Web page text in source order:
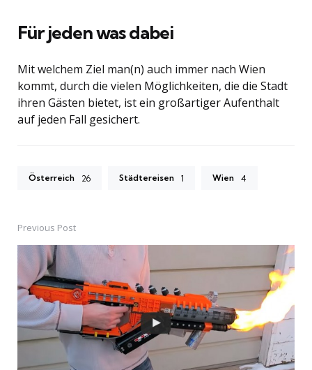
Für jeden was dabei
Mit welchem Ziel man(n) auch immer nach Wien
kommt, durch die vielen Möglichkeiten, die die Stadt
ihren Gästen bietet, ist ein großartiger Aufenthalt
auf jeden Fall gesichert.
Österreich 26 Städtereisen 1 Wien 4
Post
navigation
Previous Post